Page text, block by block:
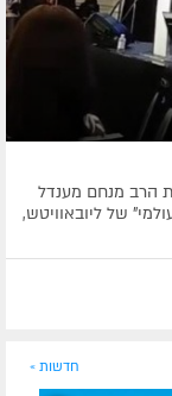
הרב מנחם מענדל
של ליובאוויטש,
חדשות »